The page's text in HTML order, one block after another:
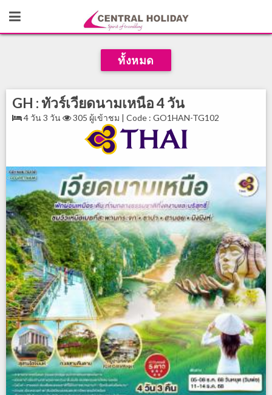
ทั้งหมด
GH : ทัวร์เวียดนามเหนือ 4 วัน
4 วัน 3 วัน 305 ผู้เข้าชม | Code : GO1HAN-TG102